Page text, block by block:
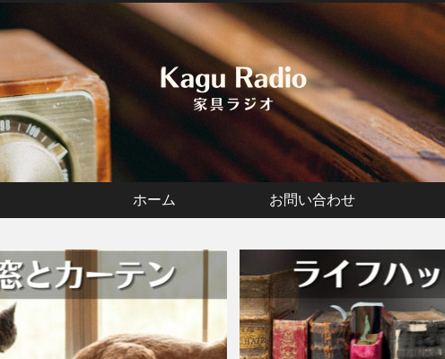
ホーム お問い合わせ